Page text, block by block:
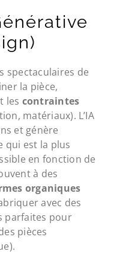
spectaculaires de
la pièce,
les contraintes
matériaux). L’IA
et génère
qui est la plus
en fonction de
à des
organiques
avec des
parfaites pour
pièces